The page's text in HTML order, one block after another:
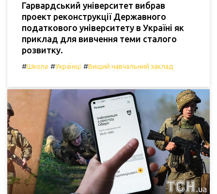
Гарвардський університет вибрав
проект реконструкції Державного
податкового університету в Україні як
приклад для вивчення теми сталого
розвитку.
#Школа #Українці #Вищий навчальний заклад